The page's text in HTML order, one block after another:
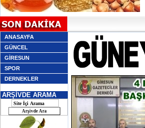
ANASAYFA
GÜNCEL
GİRESUN
SPOR
DERNEKLER
ARŞİVDE ARAMA